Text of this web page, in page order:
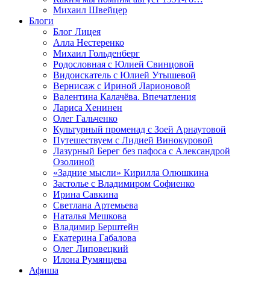
Михаил Швейцер
Блоги
Блог Лицея
Алла Нестеренко
Михаил Гольденберг
Родословная с Юлией Свинцовой
Видоискатель с Юлией Утышевой
Вернисаж с Ириной Ларионовой
Валентина Калачёва. Впечатления
Лариса Хенинен
Олег Гальченко
Культурный променад с Зоей Арнаутовой
Путешествуем с Лидией Винокуровой
Лазурный Берег без пафоса с Александрой
Озолиной
«Задние мысли» Кирилла Олюшкина
Застолье с Владимиром Софиенко
Ирина Савкина
Светлана Артемьева
Наталья Мешкова
Владимир Берштейн
Екатерина Габалова
Олег Липовецкий
Илона Румянцева
Афиша